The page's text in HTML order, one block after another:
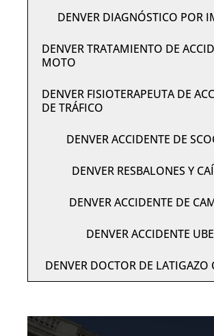
DENVER DIAGNÓSTICO POR
DENVER TRATAMIENTO DE
MOTO
DENVER FISIOTERAPEUTA DE
DE TRÁFICO
DENVER ACCIDENTE DE
DENVER RESBALONES Y
DENVER ACCIDENTE DE
DENVER ACCIDENTE
DENVER DOCTOR DE LATIGAZO